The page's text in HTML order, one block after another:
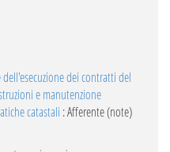
dell'esecuzione dei contratti del
e manutenzione
catastali : Afferente (note)